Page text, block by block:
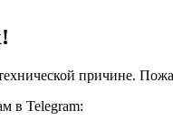
причине.
в Telegram: